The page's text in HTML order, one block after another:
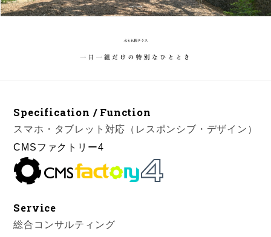
Specification / Function
スマホ・タブレット対応（レスポンシブ・デザイン）
CMSファクトリー4
Service
総合コンサルティング